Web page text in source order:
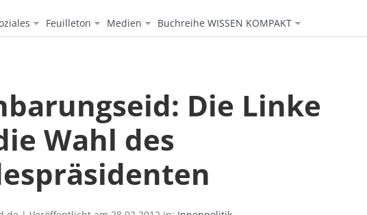
Feuilleton Medien Buchreihe WISSEN KOMPAKT
Die Linke
Wahl des